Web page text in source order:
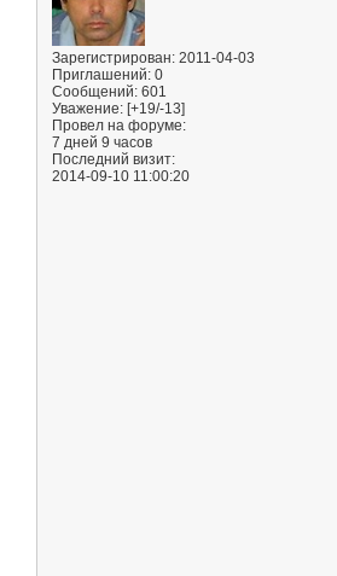
Зарегистрирован: 2011-04-03
Приглашений: 0
Сообщений: 601
Уважение: [+19/-13]
Провел на форуме:
7 дней 9 часов
Последний визит:
2014-09-10 11:00:20